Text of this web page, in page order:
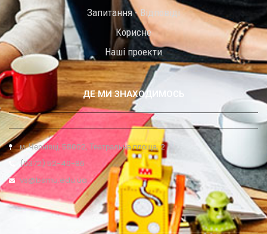
Запитання - Відповіді
Корисне
Наші проекти
ДЕ МИ ЗНАХОДИМОСЬ
м. Чернівці, 58002, Театральна площа, 2
(0372) 52-40-86
vs@bsmu.edu.ua